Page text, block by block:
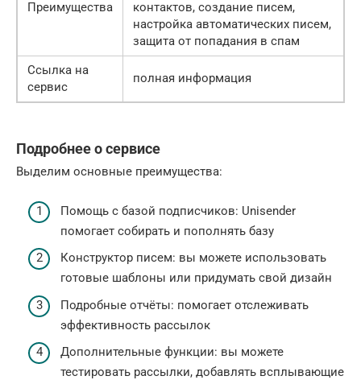
Преимущества
контактов, создание писем,
настройка автоматических писем,
защита от попадания в спам
Ссылка на
сервис
полная информация
Подробнее о сервисе
Выделим основные преимущества:
Помощь с базой подписчиков: Unisender
помогает собирать и пополнять базу
Конструктор писем: вы можете использовать
готовые шаблоны или придумать свой дизайн
Подробные отчёты: помогает отслеживать
эффективность рассылок
Дополнительные функции: вы можете
тестировать рассылки, добавлять всплывающие